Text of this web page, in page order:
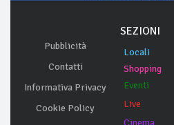
Pubblicità
Contatti
Informativa Privacy
Cookie Policy
SEZIONI
Locali
Shopping
Eventi
Live
Cinema